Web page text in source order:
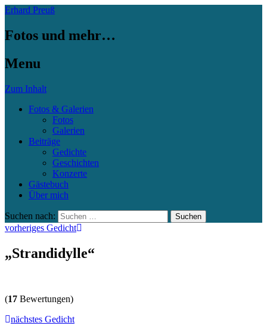
Erhard Preuß
Fotos und mehr…
Menu
Zum Inhalt
Fotos & Galerien
Fotos
Galerien
Beiträge
Gedichte
Geschichten
Konzerte
Gästebuch
Über mich
Suchen nach:
vorheriges Gedicht
„Strandidylle“
(17 Bewertungen)
nächstes Gedicht